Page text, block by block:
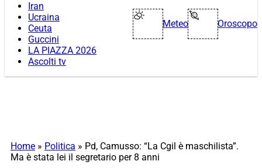
Iran
Ucraina
Ceuta
Guccini
LA PIAZZA 2026
Ascolti tv
Meteo Oroscopo
Home » Politica » Pd, Camusso: “La Cgil è maschilista”.
Ma è stata lei il segretario per 8 anni